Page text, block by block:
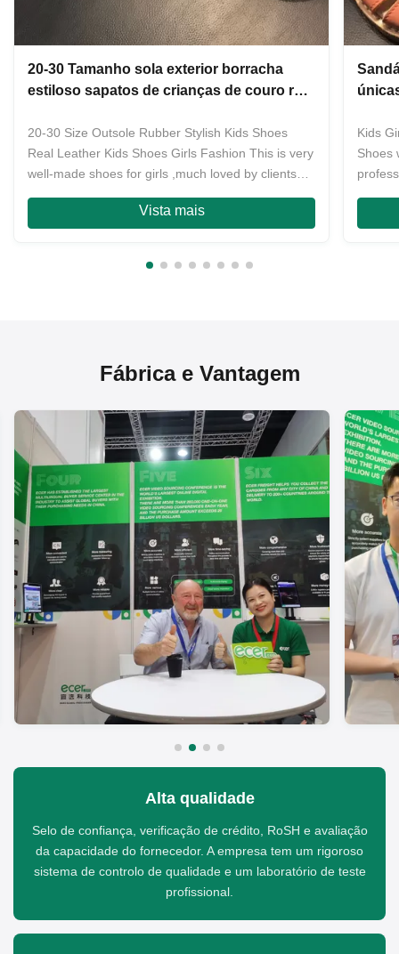
20-30 Tamanho sola exterior borracha
estiloso sapatos de crianças de couro real
20-30 Size Outsole Rubber Stylish Kids Shoes
Real Leather Kids Shoes Girls Fashion This is very
well-made shoes for girls ,much loved by clients
layer of cowhide,outsole is very wear-resistant
Vista mais
Kids
Shoes
Fábrica e Vantagem
Alta qualidade
Selo de confiança, verificação de crédito, RoSH e avaliação
da capacidade do fornecedor. A empresa tem um rigoroso
sistema de controlo de qualidade e um laboratório de teste
profissional.